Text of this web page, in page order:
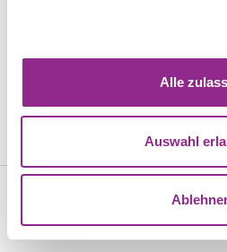
Alle
Auswahl
Data Compliance
KONTAKT